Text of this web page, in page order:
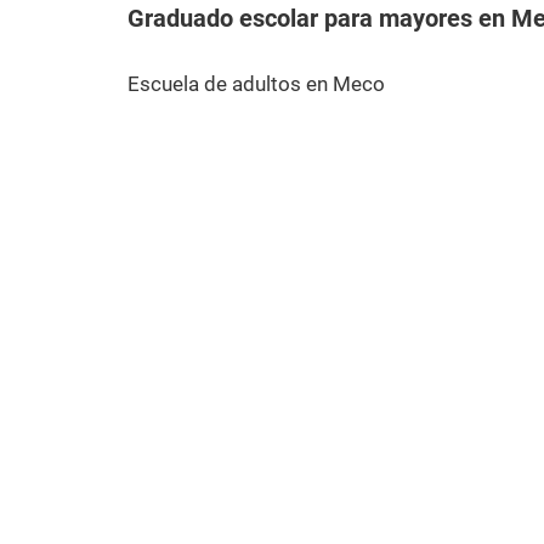
Graduado escolar para mayores en
Escuela de adultos en Meco